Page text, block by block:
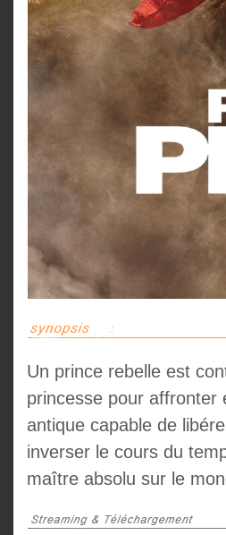
Un prince rebelle est
princesse pour affronter
antique capable de
inverser le cours du
maître absolu sur le